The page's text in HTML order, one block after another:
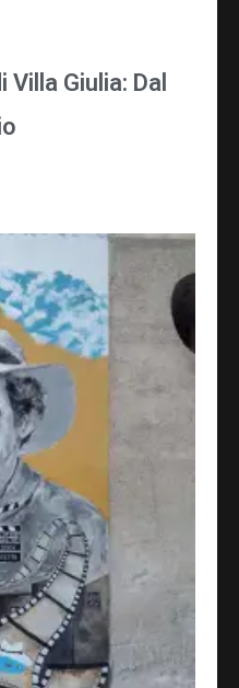
Giulia: Dal